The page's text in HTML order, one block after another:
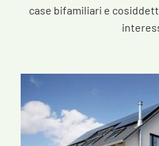
case bifamiliari e